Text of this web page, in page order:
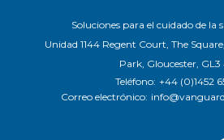
Soluciones para el cuidado de la
Unidad 1144 Regent Court, The
Park, Gloucester, GL3
Teléfono: +44 (0)1452
Correo electrónico: